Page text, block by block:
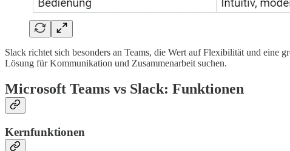
Slack richtet sich besonders an Teams, die Wert auf Flexibilität und eine
Lösung für Kommunikation und Zusammenarbeit suchen.
Microsoft Teams vs Slack: Funktionen
Kernfunktionen